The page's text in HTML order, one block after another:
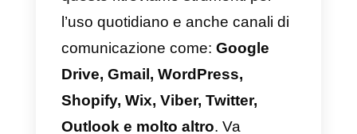
molto attraente è il fatto di
possedere un sistema integrato
gestione degli ordini che ti possa
consentire di gestire tutti gli